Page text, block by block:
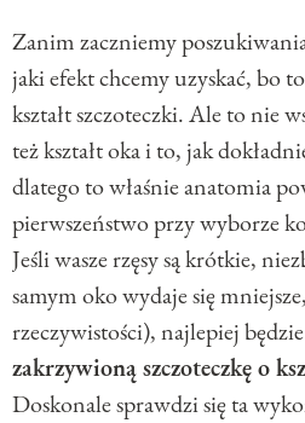
Zanim zaczniemy
jaki efekt chcemy uzyskać, bo
kształt szczoteczki. Ale to nie
też kształt oka i to, jak
dlatego to właśnie anatomia
pierwszeństwo przy wyborze
Jeśli wasze rzęsy są krótkie,
samym oko wydaje się
rzeczywistości), najlepiej
zakrzywioną szczoteczkę o
Doskonale sprawdzi się ta